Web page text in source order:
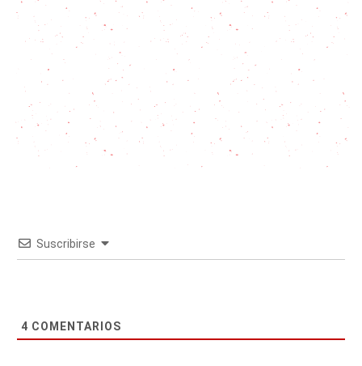
Suscribirse
4 COMENTARIOS